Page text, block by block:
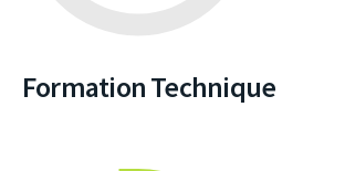
Formation Technique